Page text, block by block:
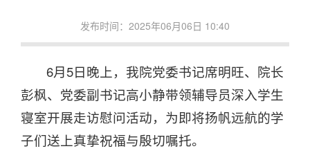
发布时间：2025年06月06日 10:40
6月5日晚上，我院党委书记席明旺、院长
彭枫、党委副书记高小静带领辅导员深入学生
寝室开展走访慰问活动，为即将扬帆远航的学
子们送上真挚祝福与殷切嘱托。